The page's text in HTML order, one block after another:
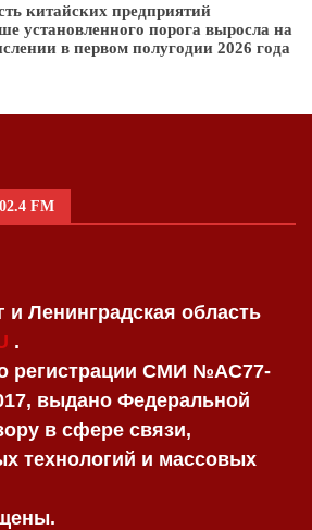
китайских предприятий
установленного порога выросла на
в первом полугодии 2026 года
FM
и Ленинградская область
.
регистрации СМИ №AC77-
выдано Федеральной
в сфере связи,
технологий и массовых